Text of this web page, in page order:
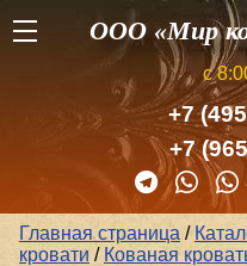
ООО «Мир
с
+7
+7
Главная страница /
кровати / Кованая